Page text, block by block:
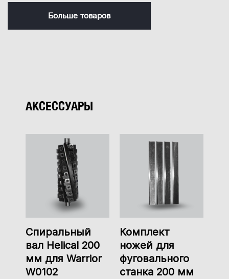
Больше товаров
АКСЕССУАРЫ
Спиральный
вал Helical 200
мм для Warrior
W0102
Комплект
ножей для
фуговального
станка 200 мм